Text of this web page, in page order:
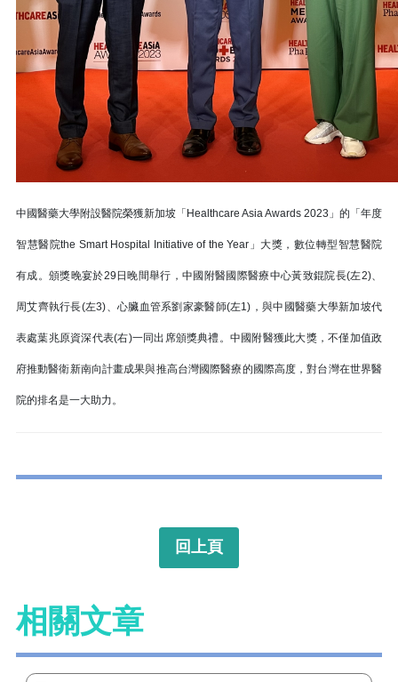
中國醫藥大學附設醫院榮獲新加坡「Healthcare Asia Awards 2023」的「年度
智慧醫院the Smart Hospital Initiative of the Year」大獎，數位轉型智慧醫院
有成。頒獎晚宴於29日晚間舉行，中國附醫國際醫療中心黃致錕院長(左2)、
周艾齊執行長(左3)、心臟血管系劉家豪醫師(左1)，與中國醫藥大學新加坡代
表處葉兆原資深代表(右)一同出席頒獎典禮。中國附醫獲此大獎，不僅加值政
府推動醫衛新南向計畫成果與推高台灣國際醫療的國際高度，對台灣在世界醫
院的排名是一大助力。
回上頁
相關文章